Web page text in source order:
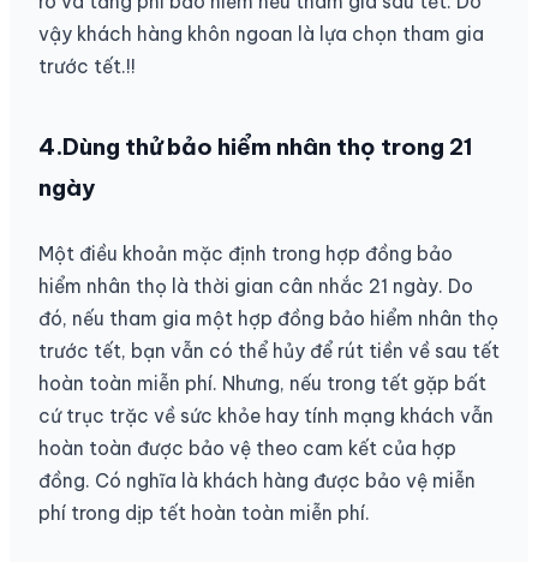
vậy khách hàng khôn ngoan là lựa chọn tham gia
trước tết.!!
4.Dùng thử bảo hiểm nhân thọ trong 21
ngày
Một điều khoản mặc định trong hợp đồng bảo
hiểm nhân thọ là thời gian cân nhắc 21 ngày. Do
đó, nếu tham gia một hợp đồng bảo hiểm nhân thọ
trước tết, bạn vẫn có thể hủy để rút tiền về sau tết
hoàn toàn miễn phí. Nhưng, nếu trong tết gặp bất
cứ trục trặc về sức khỏe hay tính mạng khách vẫn
hoàn toàn được bảo vệ theo cam kết của hợp
đồng. Có nghĩa là khách hàng được bảo vệ miễn
phí trong dịp tết hoàn toàn miễn phí.